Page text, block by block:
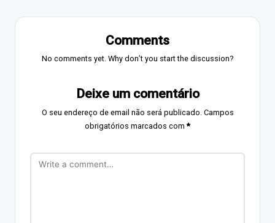
Comments
No comments yet. Why don’t you start the discussion?
Deixe um comentário
O seu endereço de email não será publicado. Campos
obrigatórios marcados com*